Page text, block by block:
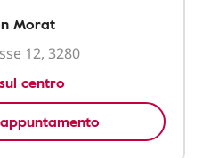
Morat
12, 3280
centro